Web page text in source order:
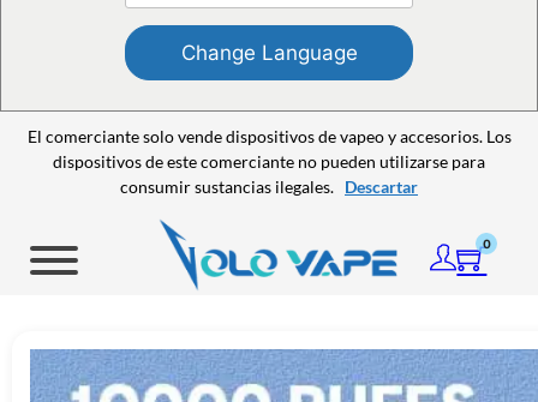
Change Language
El comerciante solo vende dispositivos de vapeo y accesorios. Los
dispositivos de este comerciante no pueden utilizarse para
consumir sustancias ilegales. Descartar
0